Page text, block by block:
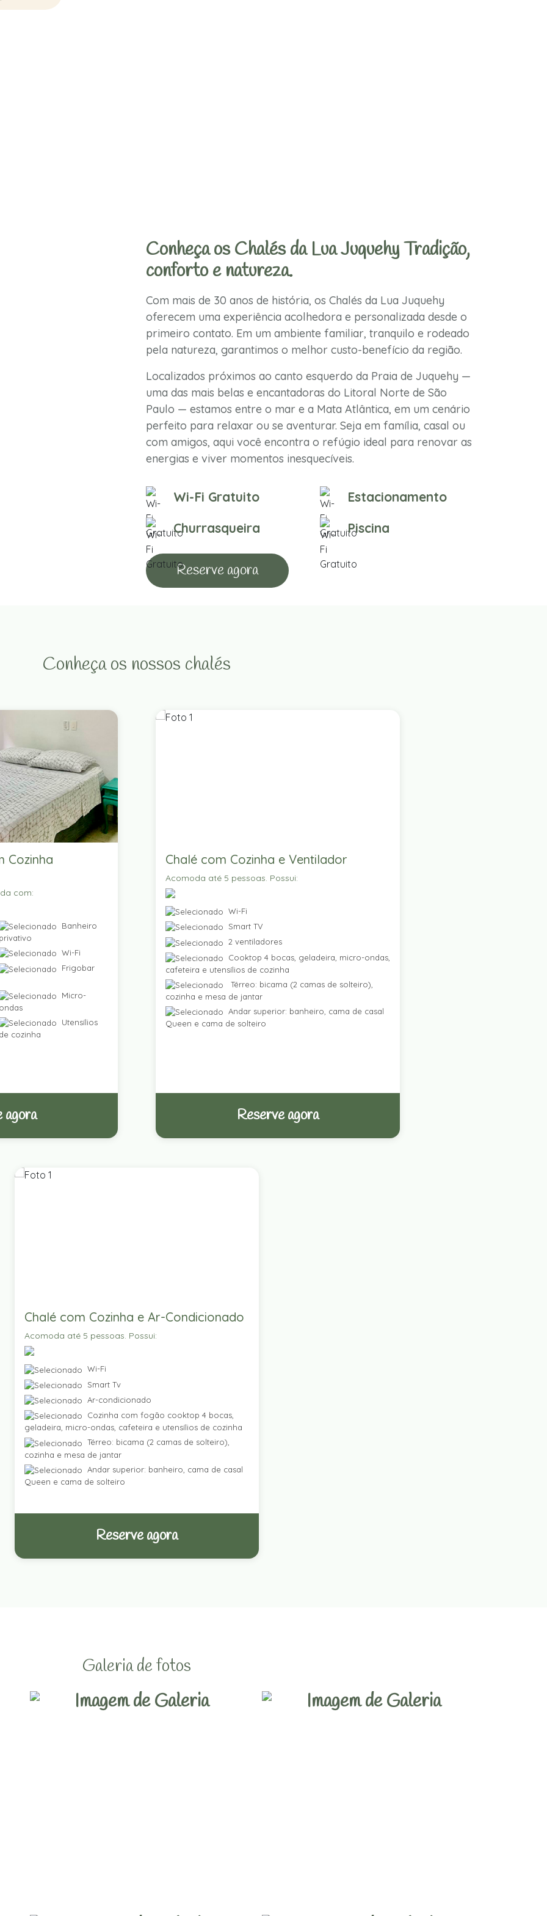
Conheça os Chalés da Lua Juquehy Tradição,
conforto e natureza.
Com mais de 30 anos de história, os Chalés da Lua Juquehy
oferecem uma experiência acolhedora e personalizada desde o
primeiro contato. Em um ambiente familiar, tranquilo e rodeado
pela natureza, garantimos o melhor custo-benefício da região.
Localizados próximos ao canto esquerdo da Praia de Juquehy —
uma das mais belas e encantadoras do Litoral Norte de São
Paulo — estamos entre o mar e a Mata Atlântica, em um cenário
perfeito para relaxar ou se aventurar. Seja em família, casal ou
com amigos, aqui você encontra o refúgio ideal para renovar as
energias e viver momentos inesquecíveis.
Wi-Fi Gratuito
Estacionamento
Churrasqueira
Piscina
Reserve agora
Conheça os nossos chalés
Cozinha
com:
Banheiro
privativo
Wi-Fi
Frigobar
Micro-
ondas
Utensílios
de cozinha
agora
Chalé com Cozinha e Ventilador
Acomoda até 5 pessoas. Possui:
Wi-Fi
Smart TV
2 ventiladores
Cooktop 4 bocas, geladeira, micro-ondas,
cafeteira e utensílios de cozinha
Térreo: bicama (2 camas de solteiro),
cozinha e mesa de jantar
Andar superior: banheiro, cama de casal
Queen e cama de solteiro
Reserve agora
Chalé com Cozinha e Ar-Condicionado
Acomoda até 5 pessoas. Possui:
Wi-Fi
Smart Tv
Ar-condicionado
Cozinha com fogão cooktop 4 bocas,
geladeira, micro-ondas, cafeteira e utensílios de cozinha
Térreo: bicama (2 camas de solteiro),
cozinha e mesa de jantar
Andar superior: banheiro, cama de casal
Queen e cama de solteiro
Reserve agora
Galeria de fotos